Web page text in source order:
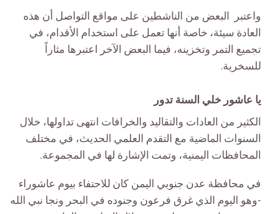
واعتبر البعض من الناشطين على مواقع التواصل أن هذه
العادة سيئة، خاصة أنها تعمل على استخدام الأقدام، في
تجميع التمر وتخزينه، فيما البعض الآخر اعتبرها مثاراً
للسخرية.
يا عاشور خلي السنة تدور
الكثير من العادات والتقاليد والخرافات انتهى تداولها، خلال
السنوات الماضية مع التقدم العلمي الحديث، في مختلف
المحافظات اليمنية، وتمت الإشارة لها في المجموعة.
في محافظة عدن جنوبي اليمن كان للاحتفاء بيوم عاشوراء
-وهو اليوم الذي غرق فرعون وجنوده في البحر ونجا نبي الله